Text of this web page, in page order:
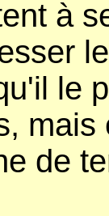
à
le
de